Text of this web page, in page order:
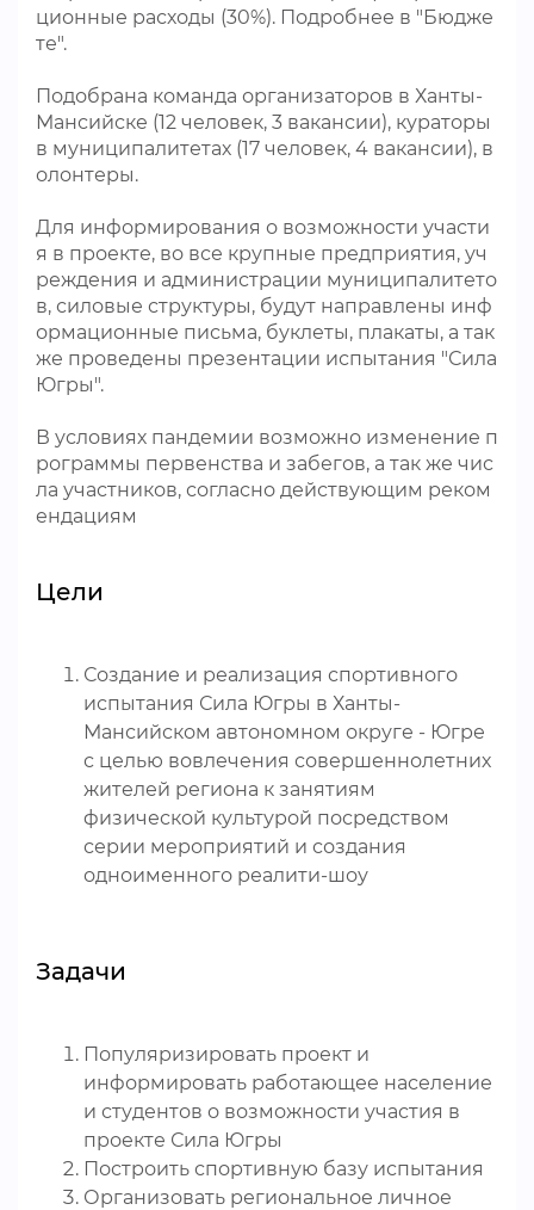
ционные расходы (30%). Подробнее в "Бюдже
те".
Подобрана команда организаторов в Ханты-
Мансийске (12 человек, 3 вакансии), кураторы
в муниципалитетах (17 человек, 4 вакансии), в
олонтеры.
Для информирования о возможности участи
я в проекте, во все крупные предприятия, уч
реждения и администрации муниципалитето
в, силовые структуры, будут направлены инф
ормационные письма, буклеты, плакаты, а так
же проведены презентации испытания "Сила
Югры".
В условиях пандемии возможно изменение п
рограммы первенства и забегов, а так же чис
ла участников, согласно действующим реком
ендациям
Цели
Создание и реализация спортивного
испытания Сила Югры в Ханты-
Мансийском автономном округе - Югре
с целью вовлечения совершеннолетних
жителей региона к занятиям
физической культурой посредством
серии мероприятий и создания
одноименного реалити-шоу
Задачи
Популяризировать проект и
информировать работающее население
и студентов о возможности участия в
проекте Сила Югры
Построить спортивную базу испытания
Организовать региональное личное